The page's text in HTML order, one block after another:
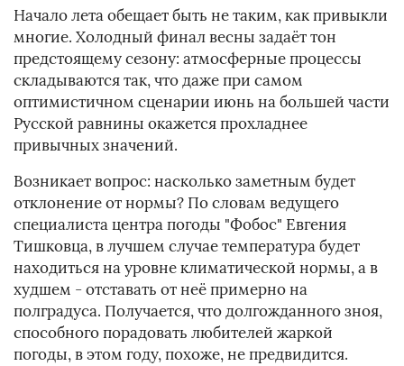
Начало лета обещает быть не таким, как привыкли
многие. Холодный финал весны задаёт тон
предстоящему сезону: атмосферные процессы
складываются так, что даже при самом
оптимистичном сценарии июнь на большей части
Русской равнины окажется прохладнее
привычных значений.
Возникает вопрос: насколько заметным будет
отклонение от нормы? По словам ведущего
специалиста центра погоды "Фобос" Евгения
Тишковца, в лучшем случае температура будет
находиться на уровне климатической нормы, а в
худшем - отставать от неё примерно на
полградуса. Получается, что долгожданного зноя,
способного порадовать любителей жаркой
погоды, в этом году, похоже, не предвидится.